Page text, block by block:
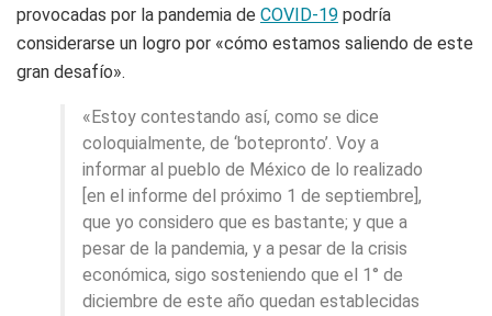
provocadas por la pandemia de COVID-19 podría
considerarse un logro por «cómo estamos saliendo de este
gran desafío».
«Estoy contestando así, como se dice
coloquialmente, de ‘botepronto’. Voy a
informar al pueblo de México de lo realizado
[en el informe del próximo 1 de septiembre],
que yo considero que es bastante; y que a
pesar de la pandemia, y a pesar de la crisis
económica, sigo sosteniendo que el 1° de
diciembre de este año quedan establecidas